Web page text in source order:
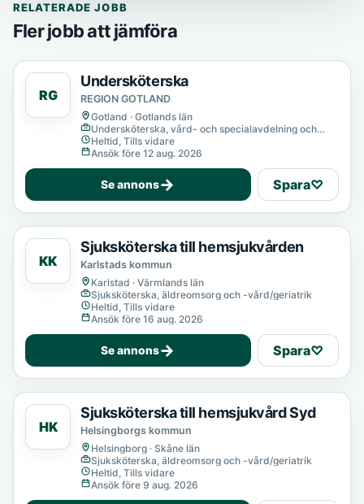
RELATERADE JOBB
Fler jobb att jämföra
RG
Undersköterska
REGION GOTLAND
Gotland · Gotlands län
Undersköterska, vård- och specialavdelning och
mottagning
Heltid, Tills vidare
Ansök före 12 aug. 2026
Se annons→ Spara♡
KK
Sjuksköterska till hemsjukvården
Karlstads kommun
Karlstad · Värmlands län
Sjuksköterska, äldreomsorg och -vård/geriatrik
Heltid, Tills vidare
Ansök före 16 aug. 2026
Se annons→ Spara♡
HK
Sjuksköterska till hemsjukvård Syd
Helsingborgs kommun
Helsingborg · Skåne län
Sjuksköterska, äldreomsorg och -vård/geriatrik
Heltid, Tills vidare
Ansök före 9 aug. 2026